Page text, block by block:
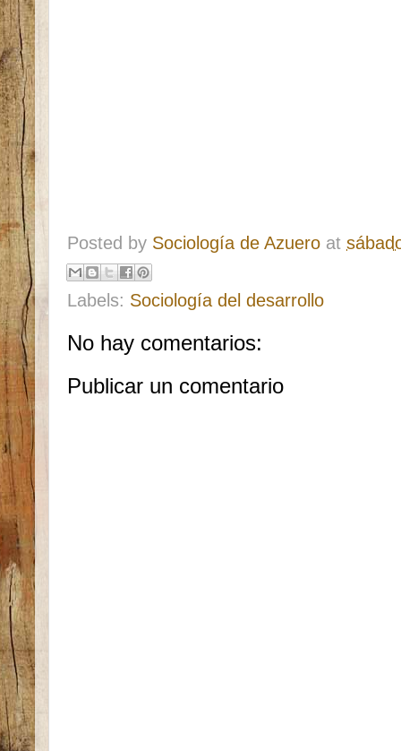
Posted by Sociología de Azuero at
Labels: Sociología del desarrollo
No hay comentarios:
Publicar un comentario